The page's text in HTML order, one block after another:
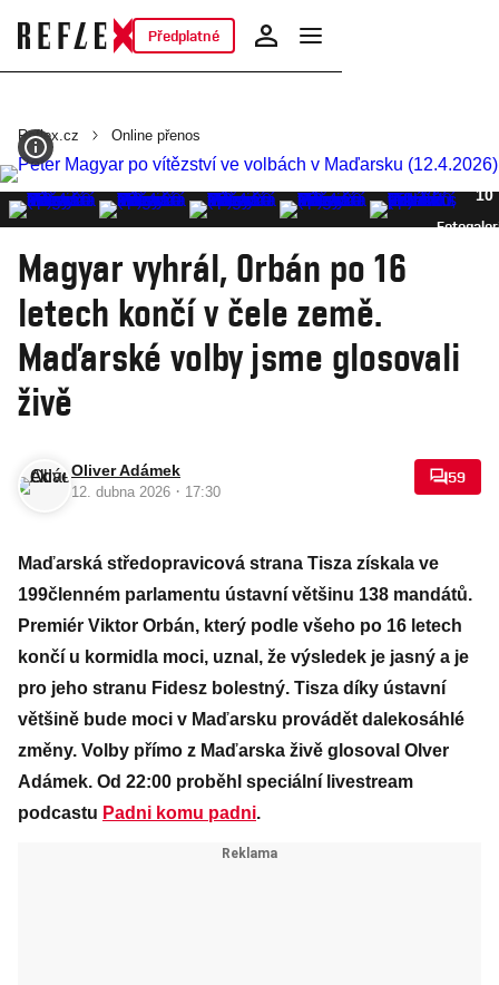
Předplatné
Reflex.cz Online přenos
10
Magyar vyhrál, Orbán po 16
letech končí v čele země.
Maďarské volby jsme glosovali
živě
Oliver Adámek
12. dubna 2026 · 17:30
59
Maďarská středopravicová strana Tisza získala ve
199členném parlamentu ústavní většinu 138 mandátů.
Premiér Viktor Orbán, který podle všeho po 16 letech
končí u kormidla moci, uznal, že výsledek je jasný a je
pro jeho stranu Fidesz bolestný. Tisza díky ústavní
většině bude moci v Maďarsku provádět dalekosáhlé
změny. Volby přímo z Maďarska živě glosoval Olver
Adámek. Od 22:00 proběhl speciální livestream
podcastu Padni komu padni.